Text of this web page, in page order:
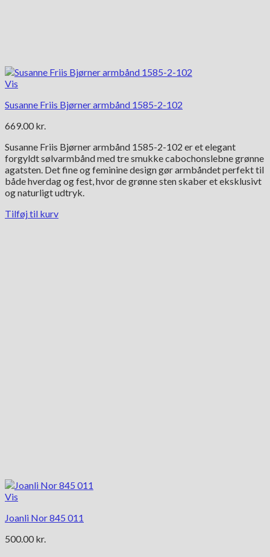
Vis
Susanne Friis Bjørner armbånd 1585-2-102
669.00 kr.
Susanne Friis Bjørner armbånd 1585-2-102 er et elegant
forgyldt sølvarmbånd med tre smukke cabochonslebne grønne
agatsten. Det fine og feminine design gør armbåndet perfekt til
både hverdag og fest, hvor de grønne sten skaber et eksklusivt
og naturligt udtryk.
Tilføj til kurv
Vis
Joanli Nor 845 011
500.00 kr.